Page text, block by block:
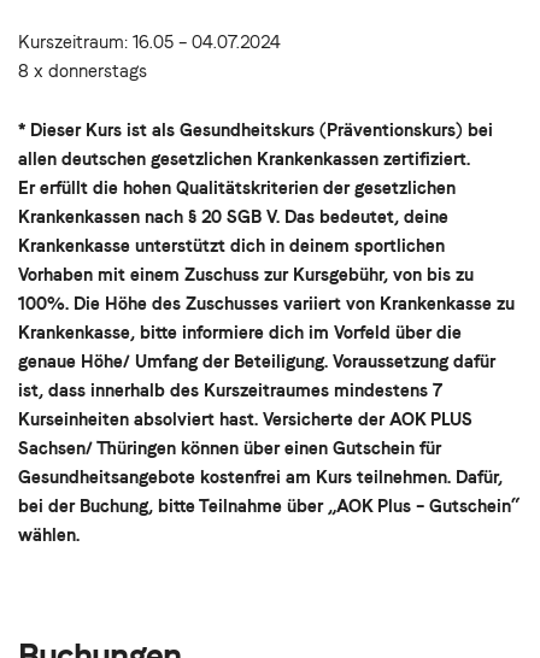
Kurszeitraum: 16.05 – 04.07.2024
8 x donnerstags
* Dieser Kurs ist als Gesundheitskurs (Präventionskurs) bei
allen deutschen gesetzlichen Krankenkassen zertifiziert.
Er erfüllt die hohen Qualitätskriterien der gesetzlichen
Krankenkassen nach § 20 SGB V. Das bedeutet, deine
Krankenkasse unterstützt dich in deinem sportlichen
Vorhaben mit einem Zuschuss zur Kursgebühr, von bis zu
100%. Die Höhe des Zuschusses variiert von Krankenkasse zu
Krankenkasse, bitte informiere dich im Vorfeld über die
genaue Höhe/ Umfang der Beteiligung. Voraussetzung dafür
ist, dass innerhalb des Kurszeitraumes mindestens 7
Kurseinheiten absolviert hast. Versicherte der AOK PLUS
Sachsen/ Thüringen können über einen Gutschein für
Gesundheitsangebote kostenfrei am Kurs teilnehmen. Dafür,
bei der Buchung, bitte Teilnahme über „AOK Plus – Gutschein“
wählen.